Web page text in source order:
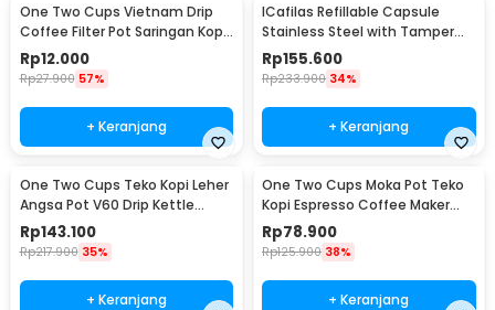
One Two Cups Vietnam Drip
Coffee Filter Pot Saringan Kopi
114ml 6Q - LC1
Rp12.000
Rp27.900 57%
+ Keranjang
ICafilas Refillable Capsule
Stainless Steel with Tamper
for Nespresso - F456
Rp155.600
Rp233.900 34%
+ Keranjang
One Two Cups Teko Kopi Leher
Angsa Pot V60 Drip Kettle
960ml - RF-15
Rp143.100
Rp217.900 35%
+ Keranjang
One Two Cups Moka Pot Teko
Kopi Espresso Coffee Maker
Stovetop 6 Cup 300ml - Z21
Rp78.900
Rp125.900 38%
+ Keranjang